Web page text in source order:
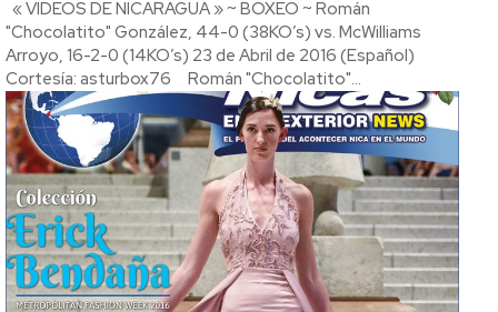
"Chocolatito" González, 44-0 (38KO’s) vs. McWilliams
Arroyo, 16-2-0 (14KO’s) 23 de Abril de 2016 (Español)
Cortesía: asturbox76 Román "Chocolatito"...